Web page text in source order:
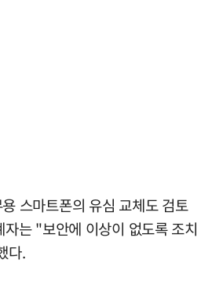
스마트폰의 유심 교체도 검토
는 "보안에 이상이 없도록 조치
다.